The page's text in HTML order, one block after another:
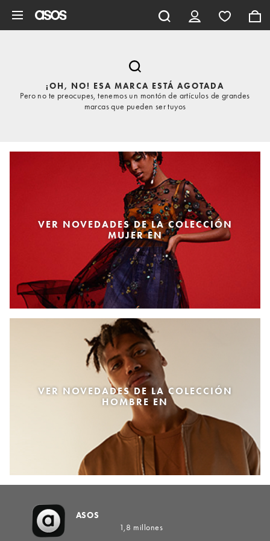
¡OH, NO! ESA MARCA ESTÁ AGOTADA
Pero no te preocupes, tenemos un montón de artículos de grandes
marcas que pueden ser tuyos
VER NOVEDADES DE LA COLECCIÓN
MUJER EN
VER NOVEDADES DE LA COLECCIÓN
HOMBRE EN
ASOS
1,8 millones